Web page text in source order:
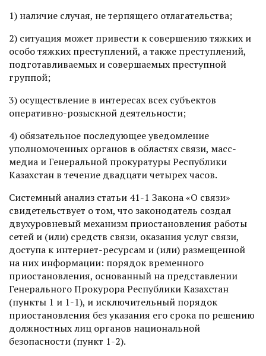
1) наличие случая, не терпящего отлагательства;
2) ситуация может привести к совершению тяжких и
особо тяжких преступлений, а также преступлений,
подготавливаемых и совершаемых преступной
группой;
3) осуществление в интересах всех субъектов
оперативно-розыскной деятельности;
4) обязательное последующее уведомление
уполномоченных органов в областях связи, масс-
медиа и Генеральной прокуратуры Республики
Казахстан в течение двадцати четырех часов.
Системный анализ статьи 41-1 Закона «О связи»
свидетельствует о том, что законодатель создал
двухуровневый механизм приостановления работы
сетей и (или) средств связи, оказания услуг связи,
доступа к интернет-ресурсам и (или) размещенной
на них информации: порядок временного
приостановления, основанный на представлении
Генерального Прокурора Республики Казахстан
(пункты 1 и 1-1), и исключительный порядок
приостановления без указания его срока по решению
должностных лиц органов национальной
безопасности (пункт 1-2).